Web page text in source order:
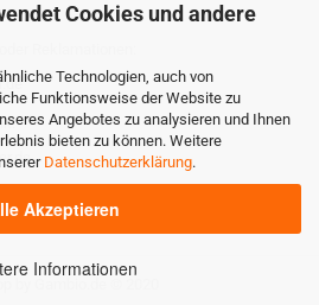
Cookies und andere
Technologien, auch von
Funktionsweise der Website zu
Angebotes zu analysieren und Ihnen
bieten zu können. Weitere
Datenschutzerklärung.
Akzeptieren
Informationen
Reklamationen: